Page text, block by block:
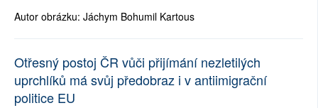
Autor obrázku: Jáchym Bohumil Kartous
Otřesný postoj ČR vůči přijímání nezletilých
uprchlíků má svůj předobraz i v antiimigrační
politice EU